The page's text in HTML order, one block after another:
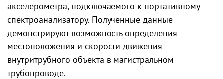
акселерометра, подключаемого к портативному
спектроанализатору. Полученные данные
демонстрируют возможность определения
местоположения и скорости движения
внутритрубного объекта в магистральном
трубопроводе.